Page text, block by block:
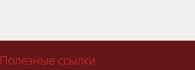
Полезные ссылки